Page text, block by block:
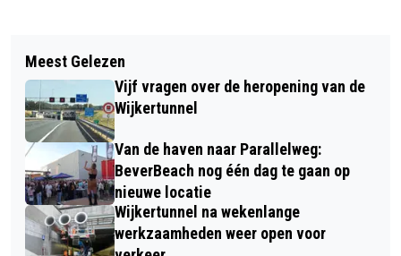
BRAND IN DAK STADSBROUWHUIS
BROER & ZUS SNEL ONDER CONTROLE
BEVERWIJKSE MISHANDELD OP
PARKEERPLAATS IN HAARLEM;
POLITIE ZOEKT GETUIGEN
Meest Gelezen
Vijf vragen over de heropening van de
Wijkertunnel
Van de haven naar Parallelweg:
BeverBeach nog één dag te gaan op
nieuwe locatie
Wijkertunnel na wekenlange
werkzaamheden weer open voor